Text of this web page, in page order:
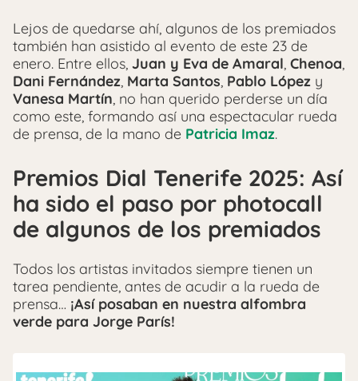
Lejos de quedarse ahí, algunos de los premiados
también han asistido al evento de este 23 de
enero. Entre ellos, Juan y Eva de Amaral, Chenoa,
Dani Fernández, Marta Santos, Pablo López y
Vanesa Martín, no han querido perderse un día
como este, formando así una espectacular rueda
de prensa, de la mano de Patricia Imaz.
Premios Dial Tenerife 2025: Así
ha sido el paso por photocall
de algunos de los premiados
Todos los artistas invitados siempre tienen un
tarea pendiente, antes de acudir a la rueda de
prensa… ¡Así posaban en nuestra alfombra
verde para Jorge París!